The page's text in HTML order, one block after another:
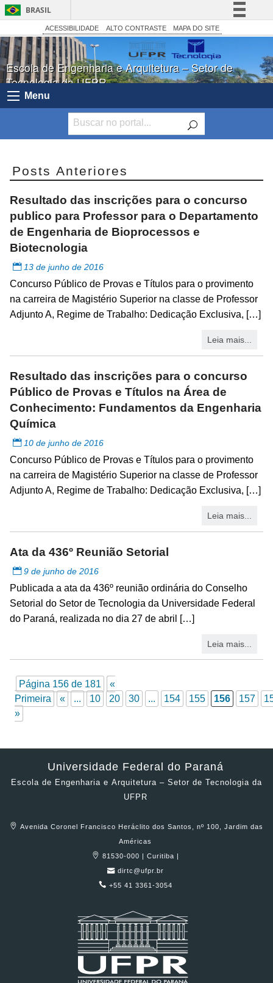
BRASIL
Simplifique!
Comunica BR
Participe
Acesso à informação
Canais
ACESSIBILIDADE ALTO CONTRASTE MAPA DO SITE
Escola de Engenharia e Arquitetura – Setor de
Tecnologia da UFPR
Menu
Posts Anteriores
Resultado das inscrições para o concurso
publico para Professor para o Departamento
de Engenharia de Bioprocessos e
Biotecnologia
13 de junho de 2016
Concurso Público de Provas e Títulos para o provimento
na carreira de Magistério Superior na classe de Professor
Adjunto A, Regime de Trabalho: Dedicação Exclusiva, […]
Leia mais...
Resultado das inscrições para o concurso
Público de Provas e Títulos na Área de
Conhecimento: Fundamentos da Engenharia
Química
10 de junho de 2016
Concurso Público de Provas e Títulos para o provimento
na carreira de Magistério Superior na classe de Professor
Adjunto A, Regime de Trabalho: Dedicação Exclusiva, […]
Leia mais...
Ata da 436º Reunião Setorial
9 de junho de 2016
Publicada a ata da 436º reunião ordinária do Conselho
Setorial do Setor de Tecnologia da Universidade Federal
do Paraná, realizada no dia 27 de abril […]
Leia mais...
Página 156 de 181
«
Primeira
« ... 10 20 30 ... 154 155 156 157
»
Universidade Federal do Paraná
Escola de Engenharia e Arquitetura – Setor de Tecnologia da
UFPR
Avenida Coronel Francisco Heráclito dos Santos, nº 100, Jardim das
Américas
81530-000 | Curitiba |
dirtc@ufpr.br
+55 41 3361-3054